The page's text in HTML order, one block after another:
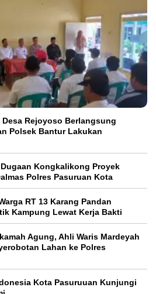
Rejoyoso Berlangsung
Polsek Bantur Lakukan
Kongkalikong Proyek
Polres Pasuruan Kota
RT 13 Karang Pandan
Kampung Lewat Kerja Bakti
Agung, Ahli Waris Mardeyah
Lahan ke Polres
Kota Pasuruuan Kunjungi